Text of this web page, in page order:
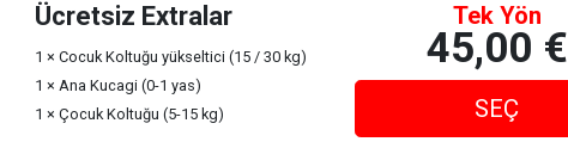
Ücretsiz Extralar
1 × Cocuk Koltuğu yükseltici (15 / 30 kg)
1 × Ana Kucagi (0-1 yas)
1 × Çocuk Koltuğu (5-15 kg)
Tek Yön
45,00 €